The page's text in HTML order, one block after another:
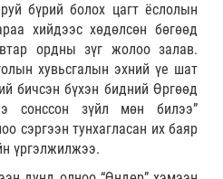
бүрий болох цагт ёслолын
хийдээс хөдөлсөн бөгөөд
ордны зүг жолоо залав.
хувьсгалын эхний үе шат
бичсэн бүхэн бидний Өргөөд
сонссон зүйл мөн билээ”
сэргээн тунхагласан их баяр
үргэлжилжээ.